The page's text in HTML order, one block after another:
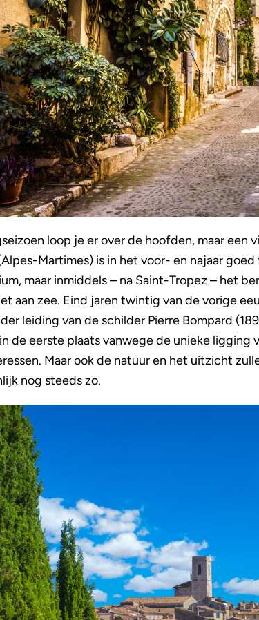
loop je er over de hoofden, maar een
Martimes) is in het voor- en najaar
maar inmiddels – na Saint-Tropez – het
aan zee. Eind jaren twintig van de vorige
leiding van de schilder Pierre Bompard
de eerste plaats vanwege de unieke ligging
Maar ook de natuur en het uitzicht
nog steeds zo.